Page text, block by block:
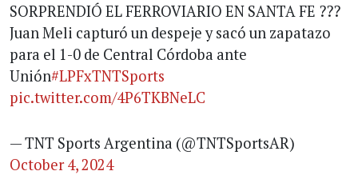
SORPRENDIÓ EL FERROVIARIO EN SANTA FE ???
Juan Meli capturó un despeje y sacó un zapatazo
para el 1-0 de Central Córdoba ante
Unión#LPFxTNTSports
pic.twitter.com/4P6TKBNeLC
— TNT Sports Argentina (@TNTSportsAR)
October 4, 2024